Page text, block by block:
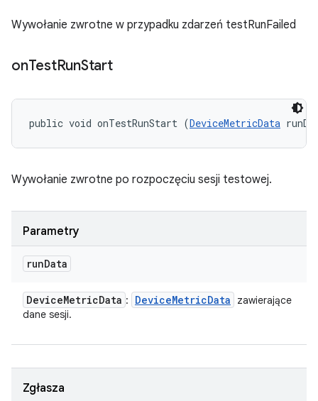
Wywołanie zwrotne w przypadku zdarzeń testRunFailed
onTestRunStart
public void onTestRunStart (DeviceMetricData
Wywołanie zwrotne po rozpoczęciu sesji testowej.
Parametry
runData
DeviceMetricData : DeviceMetricData
zawierające
dane sesji.
Zgłasza